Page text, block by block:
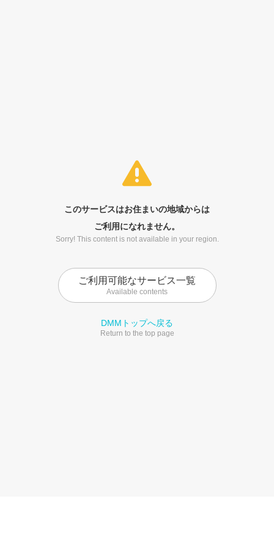
このサービスはお住まいの地域からは
ご利用になれません。
Sorry! This content is not available in your region.
ご利用可能なサービス一覧
Available contents
DMMトップへ戻る
Return to the top page